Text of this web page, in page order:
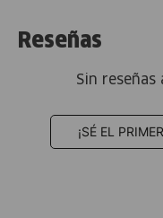
Reseñas
Sin
¡SÉ EL